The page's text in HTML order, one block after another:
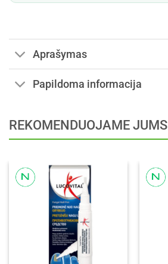
Aprašymas
Papildoma informacija
REKOMENDUOJAME JUMS